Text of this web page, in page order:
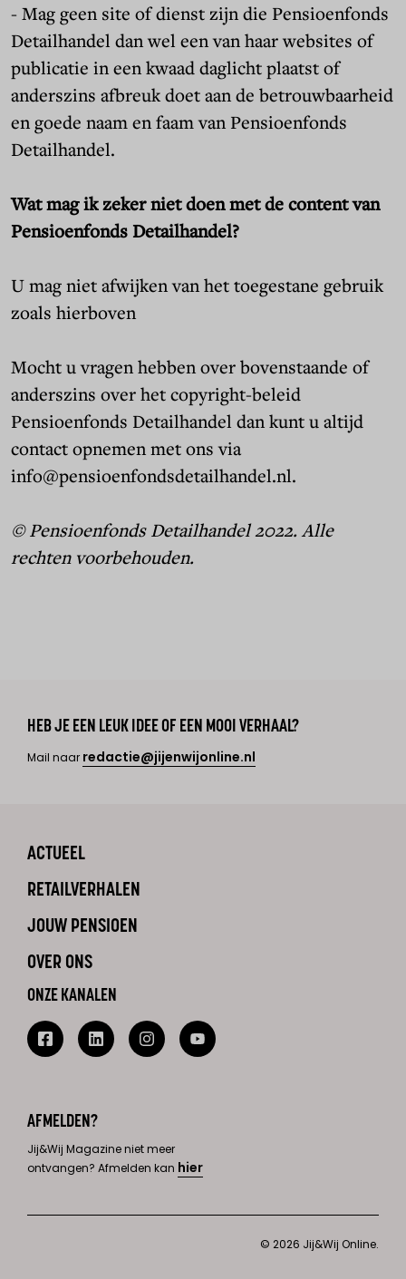
- Mag geen site of dienst zijn die Pensioenfonds
Detailhandel dan wel een van haar websites of
publicatie in een kwaad daglicht plaatst of
anderszins afbreuk doet aan de betrouwbaarheid
en goede naam en faam van Pensioenfonds
Detailhandel.
Wat mag ik zeker niet doen met de content van
Pensioenfonds Detailhandel?
U mag niet afwijken van het toegestane gebruik
zoals hierboven
Mocht u vragen hebben over bovenstaande of
anderszins over het copyright-beleid
Pensioenfonds Detailhandel dan kunt u altijd
contact opnemen met ons via
info@pensioenfondsdetailhandel.nl.
© Pensioenfonds Detailhandel 2022. Alle
rechten voorbehouden.
HEB JE EEN LEUK IDEE OF EEN MOOI VERHAAL?
Mail naar redactie@jijenwijonline.nl
ACTUEEL
RETAILVERHALEN
JOUW PENSIOEN
OVER ONS
ONZE KANALEN
AFMELDEN?
Jij&Wij Magazine niet meer
ontvangen? Afmelden kan hier
© 2026 Jij&Wij Online.